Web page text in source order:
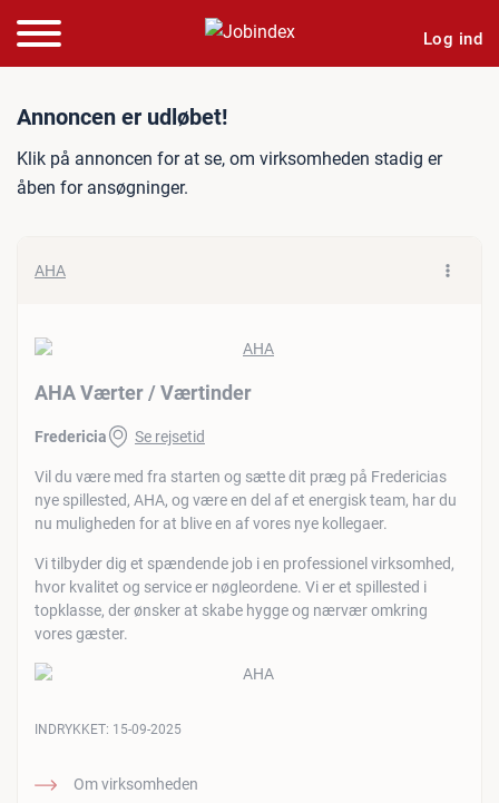
Log ind
Jobannonce: AHA Værter
Annoncen er udløbet!
Klik på annoncen for at se, om virksomheden stadig er
åben for ansøgninger.
AHA
AHA Værter /​ Værtinder
Fredericia Se rejsetid
Vil du være med fra starten og sætte dit præg på Fredericias
nye spillested, AHA, og være en del af et energisk team, har du
nu muligheden for at blive en af vores nye kollegaer.
Vi tilbyder dig et spændende job i en professionel virksomhed,
hvor kvalitet og service er nøgleordene. Vi er et spillested i
topklasse, der ønsker at skabe hygge og nærvær omkring
vores gæster.
Om virksomheden
INDRYKKET: 15-09-2025